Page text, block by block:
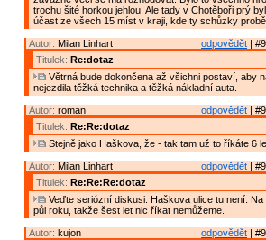
trochu šité horkou jehlou. Ale tady v Chotěboři prý
účast ze všech 15 míst v kraji, kde ty schůzky
odpovědět |
Autor: Milan Linhart
Titulek: Re:dotaz
Větrná bude dokončena až všichni postaví, aby
nejezdila těžká technika a těžká nákladní auta.
odpovědět |
Autor: roman
Titulek: Re:Re:dotaz
Stejně jako Haškova, že - tak tam už to říkáte 6
odpovědět |
Autor: Milan Linhart
Titulek: Re:Re:Re:dotaz
Veďte seriózní diskusi. Haškova ulice tu není. Na
půl roku, takže šest let nic říkat nemůžeme.
odpovědět |
Autor: kujon